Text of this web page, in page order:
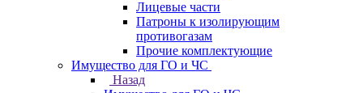
Лицевые части
Патроны к изолирующим
противогазам
Прочие комплектующие
Имущество для ГО и ЧС
Назад